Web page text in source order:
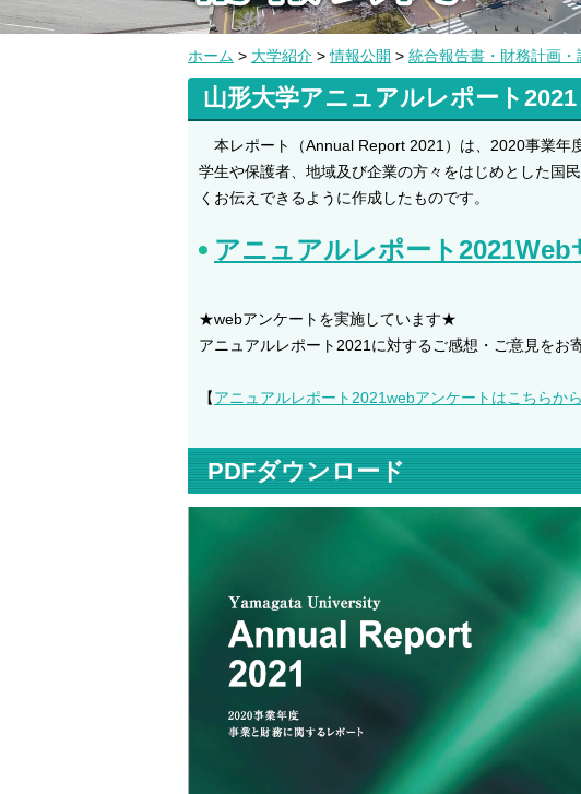
ホーム > 大学紹介 >情報公開 > 統合報告書・財務計画
山形大学アニュアルレポート2021
本レポート（Annual Report 2021）は、2020事業年
学生や保護者、地域及び企業の方々をはじめとした国
くお伝えできるように作成したものです。
アニュアルレポート
★webアンケートを実施しています★
アニュアルレポート2021に対するご感想・ご意見をお
【アニュアルレポート2021webアンケートはこちらから
PDFダウンロード